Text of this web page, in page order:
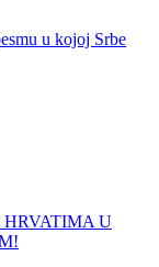
u kojoj Srbe
U